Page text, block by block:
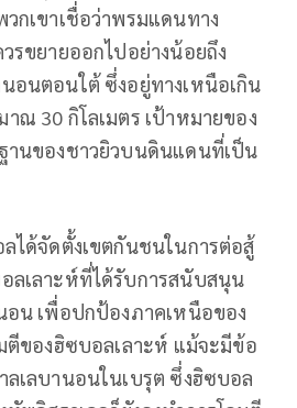
กเขาเชื่อว่าพรมแดนทาง
รขยายออกไปอย่างน้อยถึง
อนตอนใต้ ซึ่งอยู่ทางเหนือเกิน
ณ 30 กิโลเมตร เป้าหมายของ
านของชาวยิวบนดินแดนที่เป็น
ได้จัดตั้งเขตกันชนในการต่อสู้
ลเลาะห์ที่ได้รับการสนับสนุน
อน เพื่อปกป้องภาคเหนือของ
ตีของฮิซบอลเลาะห์ แม้จะมีข้อ
ลเลบานอนในเบรุต ซึ่งฮิซบอล